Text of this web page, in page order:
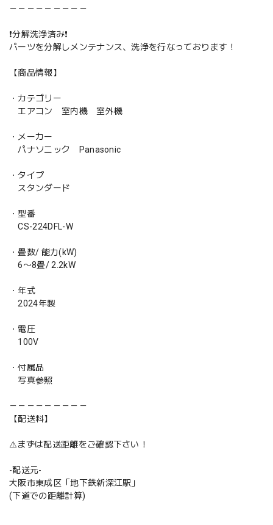
－－－－－－－－－
❗️分解洗浄済み❗️
パーツを分解しメンテナンス、洗浄を行なっております！
【商品情報】
・カテゴリー
エアコン 室内機 室外機
・メーカー
パナソニック Panasonic
・タイプ
スタンダード
・型番
CS-224DFL-W
・畳数/ 能力(kW)
6〜8畳/ 2.2kW
・年式
2024年製
・電圧
100V
・付属品
写真参照
－－－－－－－－－
【配送料】
⚠️まずは配送距離をご確認下さい！
-配送元-
大阪市東成区「地下鉄新深江駅」
(下道での距離計算)